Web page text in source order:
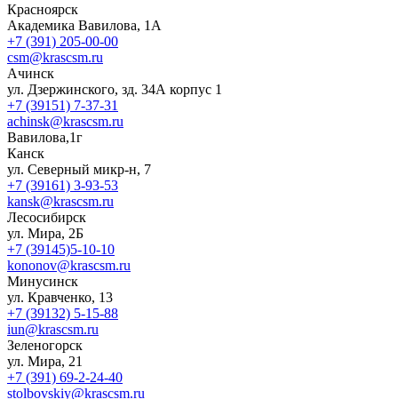
Красноярск
Академика Вавилова, 1А
+7 (391) 205-00-00
csm@krascsm.ru
Ачинск
ул. Дзержинского, зд. 34А корпус 1
+7 (39151) 7-37-31
achinsk@krascsm.ru
Вавилова,1г
Канск
ул. Северный микр-н, 7
+7 (39161) 3-93-53
kansk@krascsm.ru
Лесосибирск
ул. Мира, 2Б
+7 (39145)5-10-10
kononov@krascsm.ru
Минусинск
ул. Кравченко, 13
+7 (39132) 5-15-88
iun@krascsm.ru
Зеленогорск
ул. Мира, 21
+7 (391) 69-2-24-40
stolbovskiy@krascsm.ru